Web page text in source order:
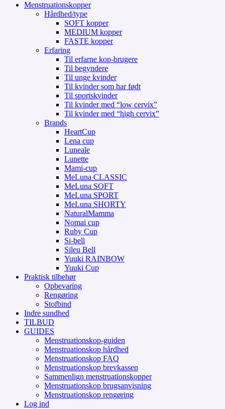
Menstruationskopper
Hårdhed/type
SOFT kopper
MEDIUM kopper
FASTE kopper
Erfaring
Til erfarne kop-brugere
Til begyndere
Til unge kvinder
Til kvinder som har født
Til sportskvinder
Til kvinder med “low cervix”
Til kvinder med “high cervix”
Brands
HeartCup
Lena cup
Luneale
Lunette
Mami-cup
MeLuna CLASSIC
MeLuna SOFT
MeLuna SPORT
MeLuna SHORTY
NaturalMamma
Nomai cup
Ruby Cup
Si-bell
Sileu Bell
Yuuki RAINBOW
Yuuki Cup
Praktisk tilbehør
Opbevaring
Rengøring
Stofbind
Indre sundhed
TILBUD
GUIDES
Menstruationskop-guiden
Menstruationskop hårdhed
Menstruationskop FAQ
Menstruationskop brevkassen
Sammenlign menstruationskopper
Menstruationskop brugsanvisning
Menstruationskop rengøring
Log ind